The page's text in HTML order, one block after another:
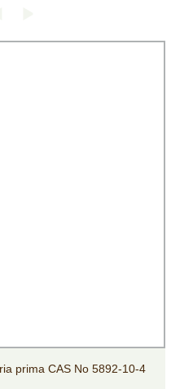
prima CAS No 5892-10-4